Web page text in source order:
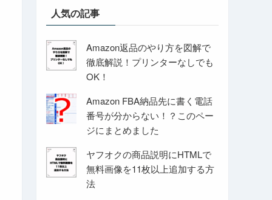
人気の記事
Amazon返品のやり方を図解で
徹底解説！プリンターなしでも
OK！
Amazon FBA納品先に書く電話
番号が分からない！？このペー
ジにまとめました
ヤフオクの商品説明にHTMLで
無料画像を11枚以上追加する方
法